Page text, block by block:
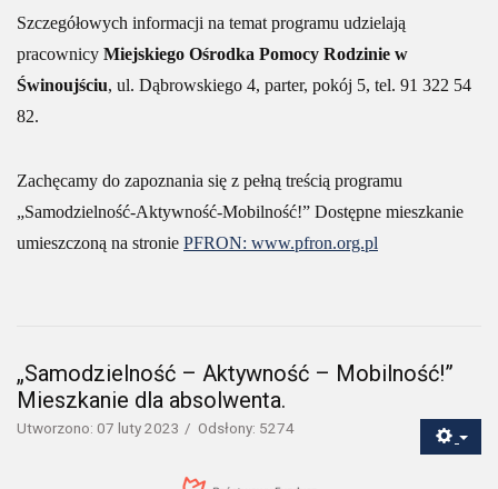
Szczegółowych informacji na temat programu udzielają
pracownicy Miejskiego Ośrodka Pomocy Rodzinie w
Świnoujściu, ul. Dąbrowskiego 4, parter, pokój 5, tel. 91 322 54
82.
Zachęcamy do zapoznania się z pełną treścią programu
„Samodzielność-Aktywność-Mobilność!” Dostępne mieszkanie
umieszczoną na stronie PFRON: www.pfron.org.pl
„Samodzielność – Aktywność – Mobilność!”
Mieszkanie dla absolwenta.
Utworzono: 07 luty 2023 Odsłony: 5274